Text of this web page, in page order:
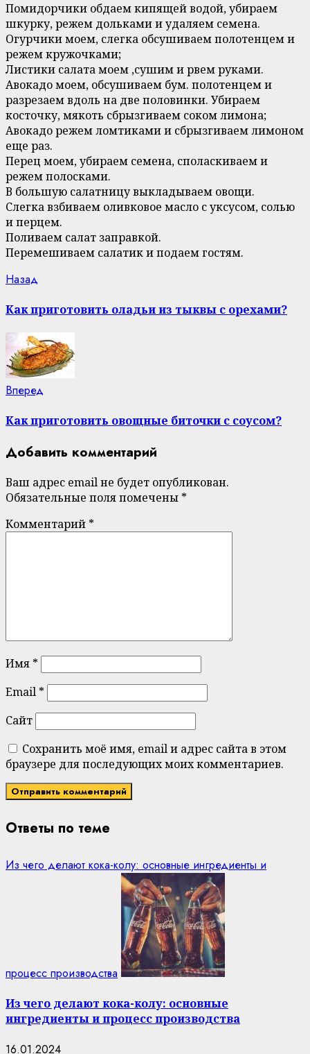
Помидорчики обдаем кипящей водой, убираем
шкурку, режем дольками и удаляем семена.
Огурчики моем, слегка обсушиваем полотенцем и
режем кружочками;
Листики салата моем ,сушим и рвем руками.
Авокадо моем, обсушиваем бум. полотенцем и
разрезаем вдоль на две половинки. Убираем
косточку, мякоть сбрызгиваем соком лимона;
Авокадо режем ломтиками и сбрызгиваем лимоном
еще раз.
Перец моем, убираем семена, споласкиваем и
режем полосками.
В большую салатницу выкладываем овощи.
Слегка взбиваем оливковое масло с уксусом, солью
и перцем.
Поливаем салат заправкой.
Перемешиваем салатик и подаем гостям.
Continue
Reading
Назад
Как приготовить оладьи из тыквы с орехами?
Вперед
Как приготовить овощные биточки с соусом?
Добавить комментарий
Ваш адрес email не будет опубликован.
Обязательные поля помечены *
Комментарий *
Имя *
Email *
Сайт
Сохранить моё имя, email и адрес сайта в этом
браузере для последующих моих комментариев.
Ответы по теме
Из чего делают кока-колу: основные ингредиенты и
процесс производства
Из чего делают кока-колу: основные
ингредиенты и процесс производства
16.01.2024